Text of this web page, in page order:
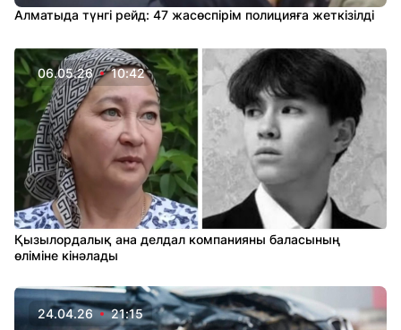
Алматыда түнгі рейд: 47 жасөспірім полицияға жеткізілді
06.05.26 10:42
Қызылордалық ана делдал компанияны баласының
өліміне кінәлады
24.04.26 21:15